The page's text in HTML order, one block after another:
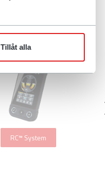
Tillåt alla
RC™ System